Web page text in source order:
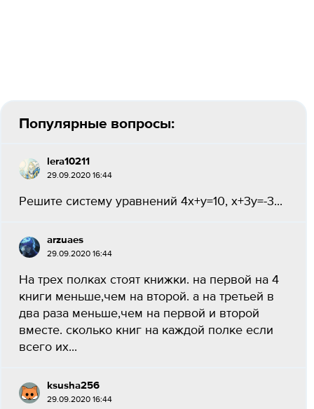
Популярные вопросы:
lera10211
29.09.2020 16:44
Решите систему уравнений 4х+у=10, х+3у=-3...
arzuaes
29.09.2020 16:44
На трех полках стоят книжки. на первой на 4
книги меньше,чем на второй. а на третьей в
два раза меньше,чем на первой и второй
вместе. сколько книг на каждой полке если
всего их...
ksusha256
29.09.2020 16:44